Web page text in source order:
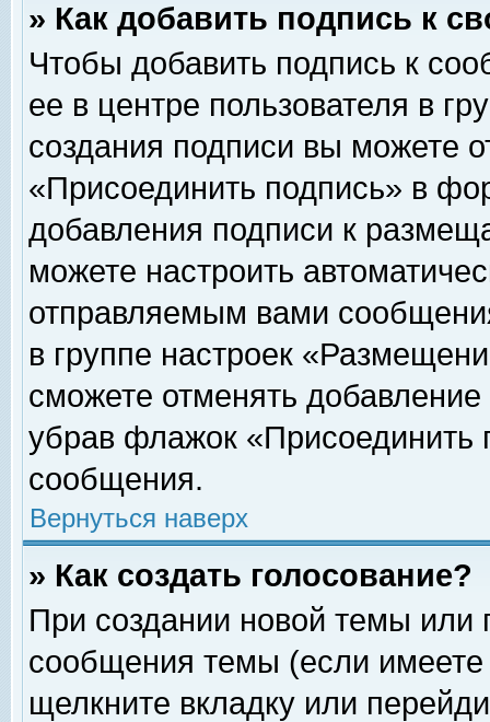
» Как добавить подпись к
Чтобы добавить подпись к
ее в центре пользователя в
создания подписи вы можете
«Присоединить подпись» в
добавления подписи к
можете настроить
отправляемым вами
в группе настроек
сможете отменять
убрав флажок «Присоединить
сообщения.
Вернуться наверх
» Как создать голосование?
При создании новой темы или
сообщения темы (если
щелкните вкладку или